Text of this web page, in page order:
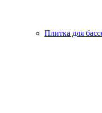
Плитка для